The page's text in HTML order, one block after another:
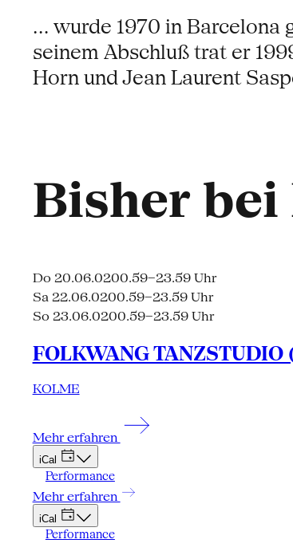
... wurde 1970 in Barcelona
seinem Abschluß trat er
Horn und Jean Laurent
Bisher bei
Do 20.06.0200.59–23.59 Uhr
Sa 22.06.0200.59–23.59 Uhr
So 23.06.0200.59–23.59 Uhr
FOLKWANG
KOLME
Mehr erfahren
iCal
Performance
Mehr erfahren
iCal
Performance